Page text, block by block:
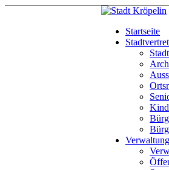
Startseite
Verwaltung